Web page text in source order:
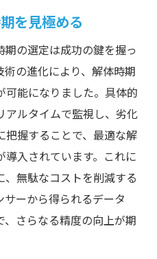
を見極める
の選定は成功の鍵を握っ
の進化により、解体時期
可能になりました。具体的
アルタイムで監視し、劣化
把握することで、最適な解
導入されています。これに
、無駄なコストを削減する
サーから得られるデータ
さらなる精度の向上が期